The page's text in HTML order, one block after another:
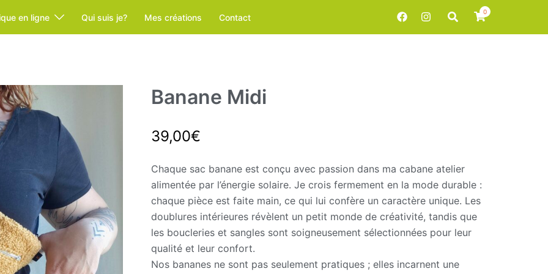
en ligne Qui suis je? Mes créations Contact Rechercher
0
Banane Midi
39,00€
Chaque sac banane est conçu avec passion dans ma cabane atelier
alimentée par l’énergie solaire. Je crois fermement en la mode durable :
chaque pièce est faite main, ce qui lui confère un caractère unique. Les
doublures intérieures révèlent un petit monde de créativité, tandis que
les boucleries et sangles sont soigneusement sélectionnées pour leur
qualité et leur confort.
Nos bananes ne sont pas seulement pratiques ; elles incarnent une